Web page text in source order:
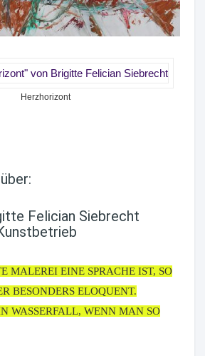
Herzhorizont
Felician Siebrecht
MALEREI EINE SPRACHE IST, SO
BESONDERS ELOQUENT.
WASSERFALL, WENN MAN SO